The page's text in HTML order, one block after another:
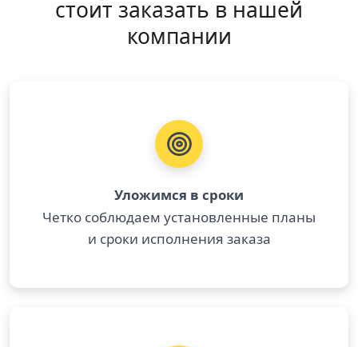
стоит заказать в нашей
компании
Уложимся в сроки
Четко соблюдаем установленные планы
и сроки исполнения заказа